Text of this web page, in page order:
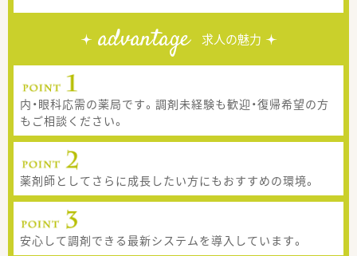
advantage 求人の魅力
内・眼科応需の薬局です。調剤未経験も歓迎・復帰希望の方
もご相談ください。
薬剤師としてさらに成長したい方にもおすすめの環境。
安心して調剤できる最新システムを導入しています。